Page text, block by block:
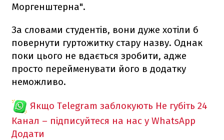
Моргенштерна".
За словами студентів, вони дуже хотіли б
повернути гуртожитку стару назву. Однак
поки цього не вдається зробити, адже
просто перейменувати його в додатку
неможливо.
Якщо Telegram заблокують Не губіть 24
Канал – підписуйтеся на нас у WhatsApp
Додати